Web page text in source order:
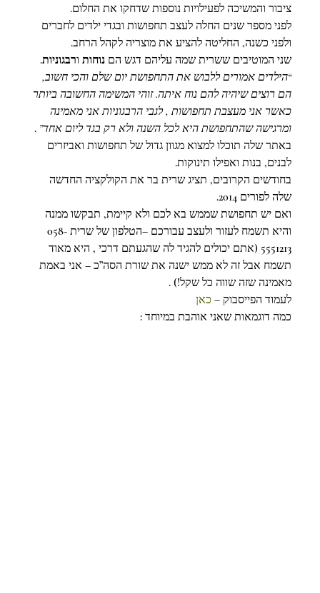
ציבור והמשיכה לפעילויות נוספות שדחקו את החלום.
לפני מספר שנים החלה לעצב תחפושות ובגדי ילדים לחברים
ולפני כשנה, החליטה להציע את מוצריה לקהל הרחב.
שני המוטיבים ששרית שמה עליהם דגש הם נוחות ורבגוניות.
“הילדים אמורים ללבוש את התחפושת יום שלם והכי חשוב,
הם רוצים שיהיה להם נוח איתה. זוהי המשימה החשובה ביותר
כאשר אני מעצבת תחפושות , לגבי הרבגוניות אני מאמינה
ומרגישה שהתחפושת היא לכל השנה ולא רק בגד ליום אחד” .
באתר שלה תוכלו למצוא מגוון גדול של תחפושות ואביזרים
לבנים, בנות ואפילו תינוקות.
בחודשים הקרובים, תציג שרית בר את הקולקציה החדשה
שלה לפורים 2014.
ואם יש תחפושת שממש בא לכם ולא קיימת, תבקשו ממנה
והיא תשמח לעזור ולעצב עבורכם –הטלפון של שרית 058-
5551213 (אתם יכולים להגיד לה שהגעתם דרכי , היא מאוד
תשמח אבל זה לא ממש ישנה את שורת הסה”כ – אני באמת
מאמינה שזה שווה כל שקל!) .
לעמוד הפייסבוק – כאן
כמה דוגמאות שאני אוהבת במיוחד :